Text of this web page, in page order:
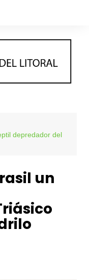
depredador del
un